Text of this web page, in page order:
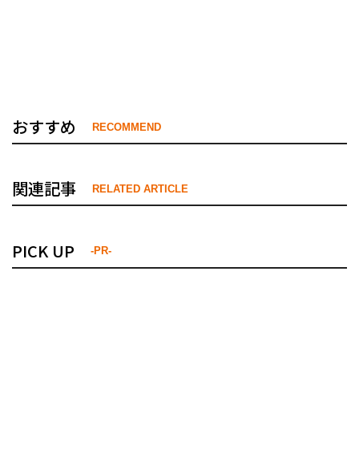
おすすめ RECOMMEND
関連記事 RELATED ARTICLE
PICK UP -PR-